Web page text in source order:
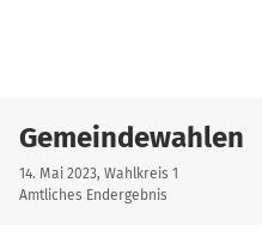
Gemeindewahlen
14. Mai 2023, Wahlkreis 1
Amtliches Endergebnis